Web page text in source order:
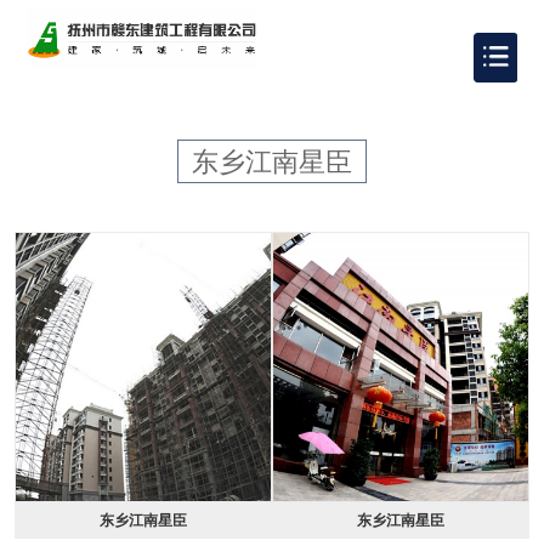
东乡江南星臣
东乡江南星臣 东乡江南星臣